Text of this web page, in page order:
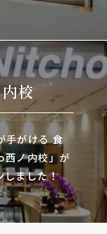
校
手がける 食
ノ内校」が
しました！